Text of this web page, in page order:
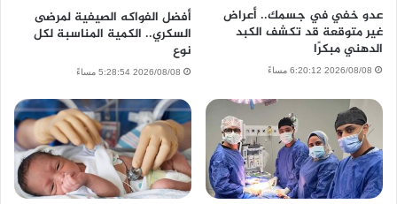
عدو خفي في جسمك.. أعراض
غير متوقعة قد تكشف الكبد
الدهني مبكرًا
2026/08/08 6:20:12 مساءً
أفضل الفواكه الصيفية لمرضى
السكري.. الكمية المناسبة لكل
نوع
2026/08/08 5:28:54 مساءً